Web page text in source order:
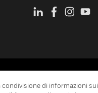
di informazioni